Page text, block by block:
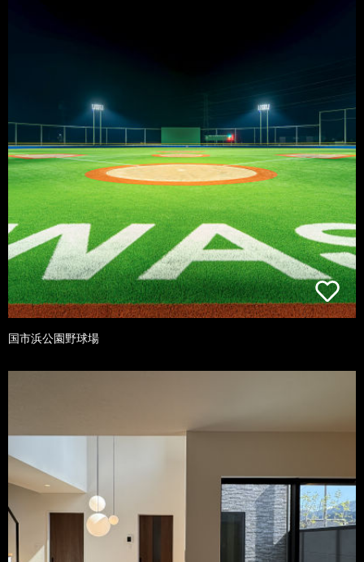
国市浜公園野球場